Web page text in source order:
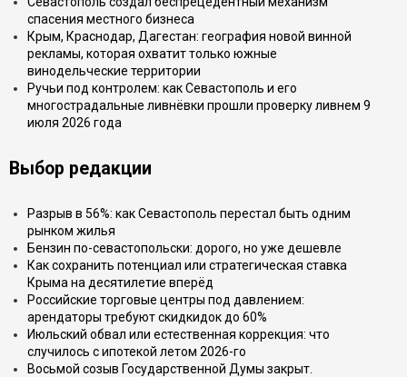
спасения местного бизнеса
Крым, Краснодар, Дагестан: география новой винной
рекламы, которая охватит только южные
винодельческие территории
Ручьи под контролем: как Севастополь и его
многострадальные ливнёвки прошли проверку ливнем 9
июля 2026 года
Выбор редакции
Разрыв в 56%: как Севастополь перестал быть одним
рынком жилья
Бензин по-севастопольски: дорого, но уже дешевле
Как сохранить потенциал или стратегическая ставка
Крыма на десятилетие вперёд
Российские торговые центры под давлением:
арендаторы требуют скидкидок до 60%
Июльский обвал или естественная коррекция: что
случилось с ипотекой летом 2026-го
Восьмой созыв Государственной Думы закрыт.